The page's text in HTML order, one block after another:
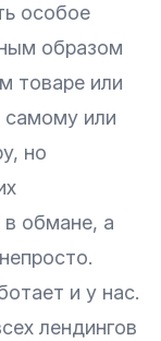
особое
образом
товаре или
самому или
но
в обмане, а
и у нас.
лендингов